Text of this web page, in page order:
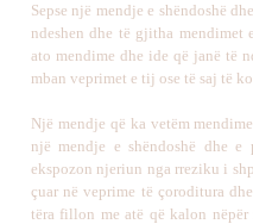
Sepse një mendje e shëndoshë
ndeshen dhe të gjitha mendimet
ato mendime dhe ide që janë të
mban veprimet e tij ose të saj të
Një mendje që ka vetëm
një mendje e shëndoshë dhe e
ekspozon njeriun nga rreziku i
çuar në veprime të çoroditura
tëra fillon me atë që kalon nëpër